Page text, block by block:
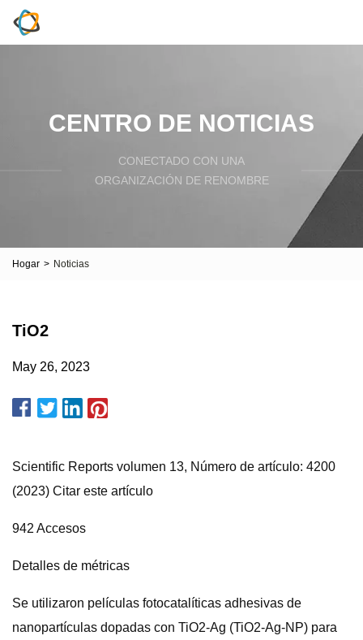
CENTRO DE NOTICIAS
CONECTADO CON UNA
ORGANIZACIÓN DE RENOMBRE
Hogar > Noticias
TiO2
May 26, 2023
Scientific Reports volumen 13, Número de artículo: 4200
(2023) Citar este artículo
942 Accesos
Detalles de métricas
Se utilizaron películas fotocatalíticas adhesivas de
nanopartículas dopadas con TiO2-Ag (TiO2-Ag-NP) para